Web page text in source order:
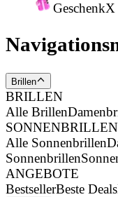
GeschenkX
Brillen
BRILLEN
Alle Brillen
SONNENBRILLEN
Alle Sonnenbrillen
Sonnenbrillen
ANGEBOTE
BestsellerBeste Deals